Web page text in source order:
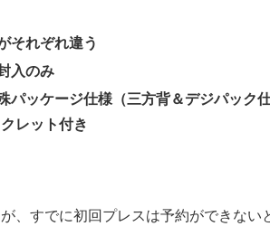
それぞれ違う
入のみ
パッケージ仕様（三方背＆デジパック仕
レット付き
、すでに初回プレスは予約ができない